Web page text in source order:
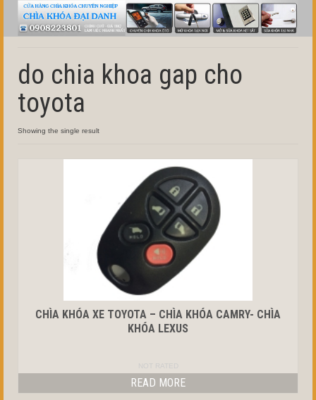
do chia khoa gap cho
toyota
Showing the single result
CHÌA KHÓA XE TOYOTA – CHÌA KHÓA CAMRY- CHÌA
KHÓA LEXUS
NOT RATED
READ MORE